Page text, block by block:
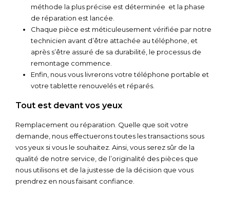
méthode la plus précise est déterminée et la phase
de réparation est lancée.
Chaque pièce est méticuleusement vérifiée par notre
technicien avant d’être attachée au téléphone, et
après s’être assuré de sa durabilité, le processus de
remontage commence.
Enfin, nous vous livrerons votre téléphone portable et
votre tablette renouvelés et réparés.
Tout est devant vos yeux
Remplacement ou réparation. Quelle que soit votre
demande, nous effectuerons toutes les transactions sous
vos yeux si vous le souhaitez. Ainsi, vous serez sûr de la
qualité de notre service, de l’originalité des pièces que
nous utilisons et de la justesse de la décision que vous
prendrez en nous faisant confiance.